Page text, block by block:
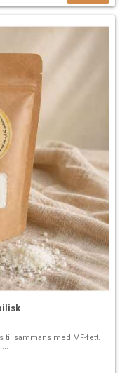
tillsammans med MF-fett.